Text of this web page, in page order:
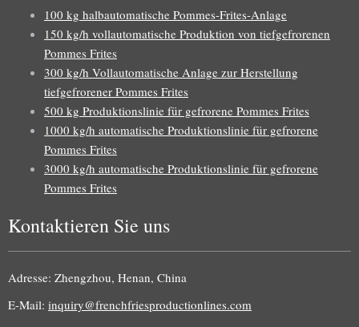
100 kg halbautomatische Pommes-Frites-Anlage
150 kg/h vollautomatische Produktion von tiefgefrorenen
Pommes Frites
300 kg/h Vollautomatische Anlage zur Herstellung
tiefgefrorener Pommes Frites
500 kg Produktionslinie für gefrorene Pommes Frites
1000 kg/h automatische Produktionslinie für gefrorene
Pommes Frites
3000 kg/h automatische Produktionslinie für gefrorene
Pommes Frites
Kontaktieren Sie uns
Adresse: Zhengzhou, Henan, China
E-Mail: inquiry@frenchfriesproductionlines.com